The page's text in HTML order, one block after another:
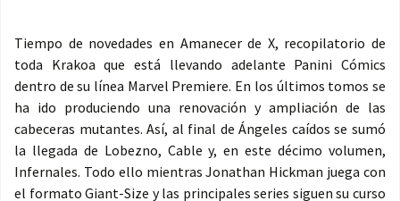
Tiempo de novedades en Amanecer de X, recopilatorio de
toda Krakoa que está llevando adelante Panini Cómics
dentro de su línea Marvel Premiere. En los últimos tomos se
ha ido produciendo una renovación y ampliación de las
cabeceras mutantes. Así, al final de Ángeles caídos se sumó
la llegada de Lobezno, Cable y, en este décimo volumen,
Infernales. Todo ello mientras Jonathan Hickman juega con
el formato Giant-Size y las principales series siguen su curso